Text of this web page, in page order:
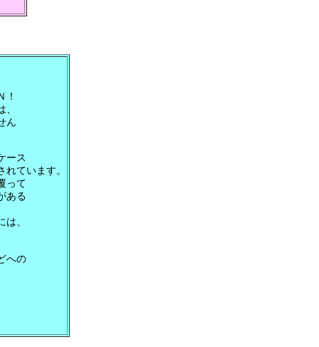
！
ん
ース
ています。
って
ある
、
への